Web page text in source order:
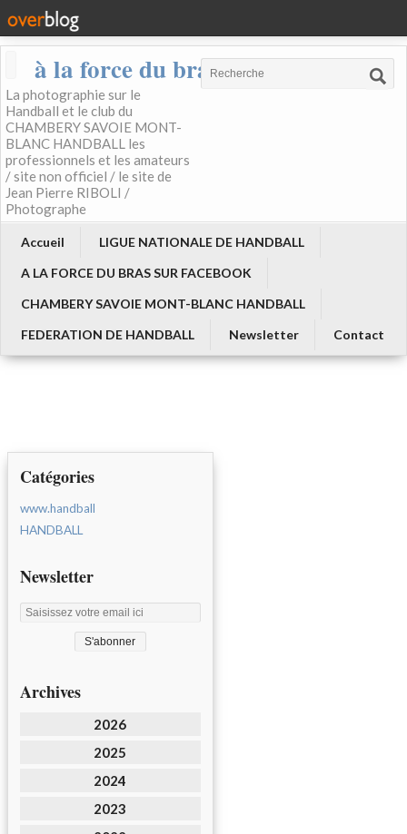
à la force du bras
La photographie sur le
Handball et le club du
CHAMBERY SAVOIE MONT-
BLANC HANDBALL les
professionnels et les amateurs
/ site non officiel / le site de
Jean Pierre RIBOLI /
Photographe
Accueil
LIGUE NATIONALE DE HANDBALL
A LA FORCE DU BRAS SUR FACEBOOK
CHAMBERY SAVOIE MONT-BLANC HANDBALL
FEDERATION DE HANDBALL
Newsletter Contact
Catégories
www.handball
HANDBALL
Newsletter
Archives
2026
2025
2024
2023